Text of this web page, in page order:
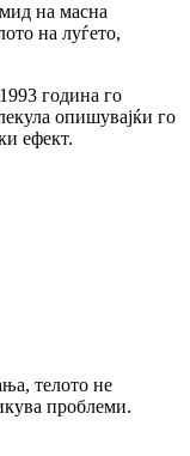
на масна
на луѓето,
година го
опишувајќи го
ефект.
телото не
проблеми.